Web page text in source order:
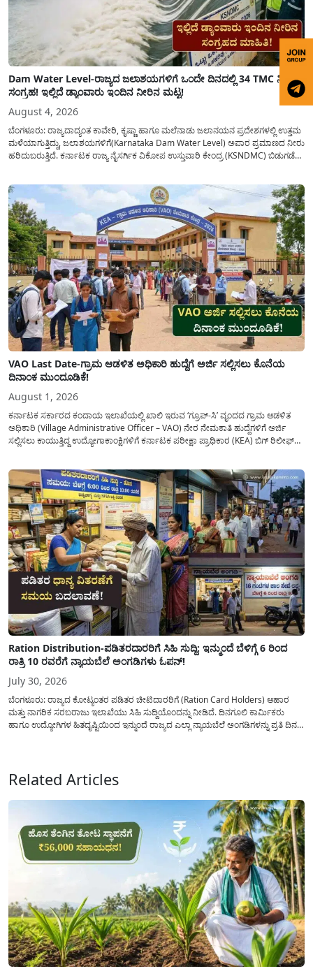
Dam Water Level-ರಾಜ್ಯದ ಜಲಾಶಯಗಳಿಗೆ ಒಂದೇ ದಿನದಲ್ಲಿ 34 TMC ನೀರು
ಸಂಗ್ರಹ! ಇಲ್ಲಿದೆ ಡ್ಯಾಂವಾರು ಇಂದಿನ ನೀರಿನ ಮಟ್ಟ!
August 4, 2026
ಬೆಂಗಳೂರು: ರಾಜ್ಯದಾದ್ಯಂತ ಕಾವೇರಿ, ಕೃಷ್ಣಾ ಹಾಗೂ ಮಲೆನಾಡು ಜಲಾನಯನ ಪ್ರದೇಶಗಳಲ್ಲಿ ಉತ್ತಮ
ಮಳೆಯಾಗುತ್ತಿದ್ದು, ಜಲಾಶಯಗಳಿಗೆ(Karnataka Dam Water Level) ಅಪಾರ ಪ್ರಮಾಣದ ನೀರು
ಹರಿದುಬರುತ್ತಿದೆ. ಕರ್ನಾಟಕ ರಾಜ್ಯ ನೈಸರ್ಗಿಕ ವಿಕೋಪ ಉಸ್ತುವಾರಿ ಕೇಂದ್ರ (KSNDMC) ಬಿಡುಗಡೆ
VAO Last Date-ಗ್ರಾಮ ಆಡಳಿತ ಅಧಿಕಾರಿ ಹುದ್ದೆಗೆ ಅರ್ಜಿ ಸಲ್ಲಿಸಲು ಕೊನೆಯ
ದಿನಾಂಕ ಮುಂದೂಡಿಕೆ!
August 1, 2026
ಕರ್ನಾಟಕ ಸರ್ಕಾರದ ಕಂದಾಯ ಇಲಾಖೆಯಲ್ಲಿ ಖಾಲಿ ಇರುವ ‘ಗ್ರೂಪ್-ಸಿ’ ವೃಂದದ ಗ್ರಾಮ ಆಡಳಿತ
ಅಧಿಕಾರಿ (Village Administrative Officer – VAO) ನೇರ ನೇಮಕಾತಿ ಹುದ್ದೆಗಳಿಗೆ ಅರ್ಜಿ
ಸಲ್ಲಿಸಲು ಕಾಯುತ್ತಿದ್ದ ಉದ್ಯೋಗಾಕಾಂಕ್ಷಿಗಳಿಗೆ ಕರ್ನಾಟಕ ಪರೀಕ್ಷಾ ಪ್ರಾಧಿಕಾರ (KEA) ಬಿಗ್ ರಿಲೀಫ್
Ration Distribution-ಪಡಿತರದಾರರಿಗೆ ಸಿಹಿ ಸುದ್ದಿ: ಇನ್ಮುಂದೆ ಬೆಳಿಗ್ಗೆ 6 ರಿಂದ
ರಾತ್ರಿ 10 ರವರೆಗೆ ನ್ಯಾಯಬೆಲೆ ಅಂಗಡಿಗಳು ಓಪನ್!
July 30, 2026
ಬೆಂಗಳೂರು: ರಾಜ್ಯದ ಕೋಟ್ಯಂತರ ಪಡಿತರ ಚೀಟಿದಾರರಿಗೆ (Ration Card Holders) ಆಹಾರ
ಮತ್ತು ನಾಗರಿಕ ಸರಬರಾಜು ಇಲಾಖೆಯು ಸಿಹಿ ಸುದ್ದಿಯೊಂದನ್ನು ನೀಡಿದೆ. ದಿನಗೂಲಿ ಕಾರ್ಮಿಕರು
ಹಾಗೂ ಉದ್ಯೋಗಿಗಳ ಹಿತದೃಷ್ಟಿಯಿಂದ ಇನ್ಮುಂದೆ ರಾಜ್ಯದ ಎಲ್ಲಾ ನ್ಯಾಯಬೆಲೆ ಅಂಗಡಿಗಳನ್ನು ಪ್ರತಿ ದಿನ
Related Articles